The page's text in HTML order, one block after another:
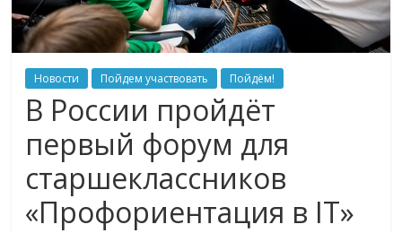
Новости Пойдем участвовать Пойдём!
В России пройдёт
первый форум для
старшеклассников
«Профориентация в IT»